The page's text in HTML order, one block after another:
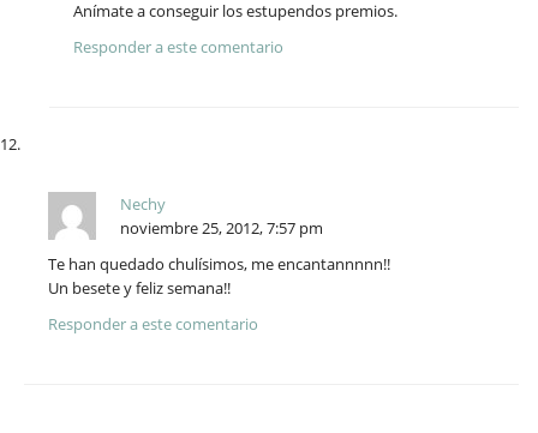
Anímate a conseguir los estupendos premios.
Responder a este comentario
Nechy
noviembre 25, 2012, 7:57 pm
Te han quedado chulísimos, me encantannnnn!!
Un besete y feliz semana!!
Responder a este comentario